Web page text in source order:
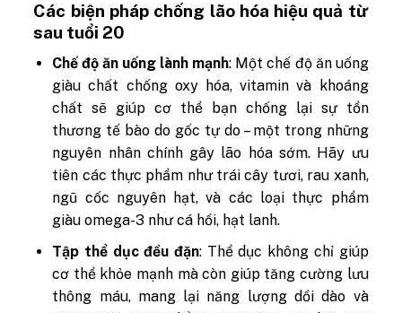
Các biện pháp chống lão hóa hiệu quả từ
sau tuổi 20
Chế độ ăn uống lành mạnh: Một chế độ ăn uống
giàu chất chống oxy hóa, vitamin và khoáng
chất sẽ giúp cơ thể bạn chống lại sự tổn
thương tế bào do gốc tự do – một trong những
nguyên nhân chính gây lão hóa sớm. Hãy ưu
tiên các thực phẩm như trái cây tươi, rau xanh,
ngũ cốc nguyên hạt, và các loại thực phẩm
giàu omega-3 như cá hồi, hạt lanh.
Tập thể dục đều đặn: Thể dục không chỉ giúp
cơ thể khỏe mạnh mà còn giúp tăng cường lưu
thông máu, mang lại năng lượng dồi dào và